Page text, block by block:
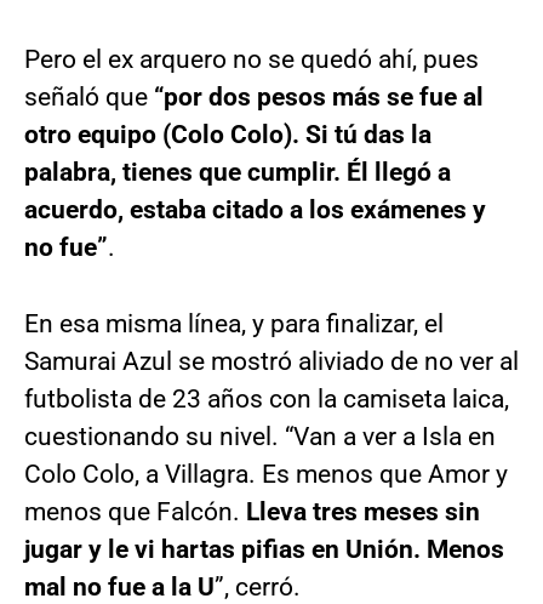
Pero el ex arquero no se quedó ahí, pues
señaló que “por dos pesos más se fue al
otro equipo (Colo Colo). Si tú das la
palabra, tienes que cumplir. Él llegó a
acuerdo, estaba citado a los exámenes y
no fue”.
En esa misma línea, y para finalizar, el
Samurai Azul se mostró aliviado de no ver al
futbolista de 23 años con la camiseta laica,
cuestionando su nivel. “Van a ver a Isla en
Colo Colo, a Villagra. Es menos que Amor y
menos que Falcón. Lleva tres meses sin
jugar y le vi hartas pifias en Unión. Menos
mal no fue a la U”, cerró.